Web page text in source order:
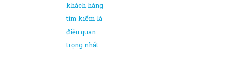
khách hàng
tìm kiếm là
điều quan
trọng nhất